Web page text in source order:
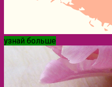
узнай больше